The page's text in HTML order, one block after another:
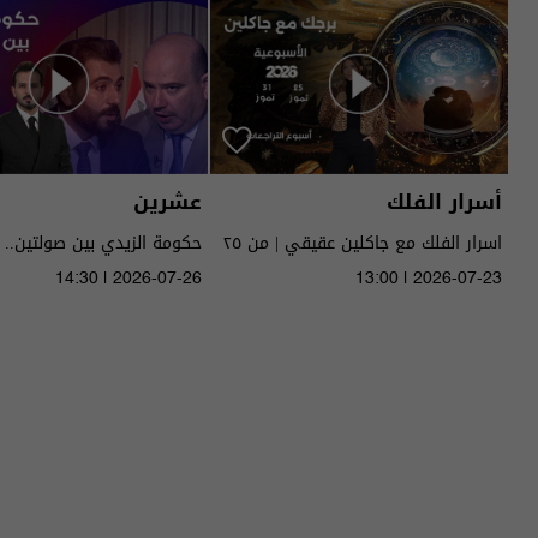
أسرار الفلك
اسرار الفلك مع جاكلين عقيقي | من ٢٥
الى ٣١ تموز ٢٠٢٦ | 2026
13:00 | 2026-07-23
عشرين
حكومة الزيدي بين
14:30 | 2026-07-26